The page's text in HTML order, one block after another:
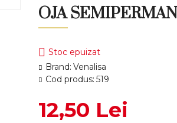
OJA
Stoc epuizat
Brand: Venalisa
Cod produs: 519
12,50 Lei